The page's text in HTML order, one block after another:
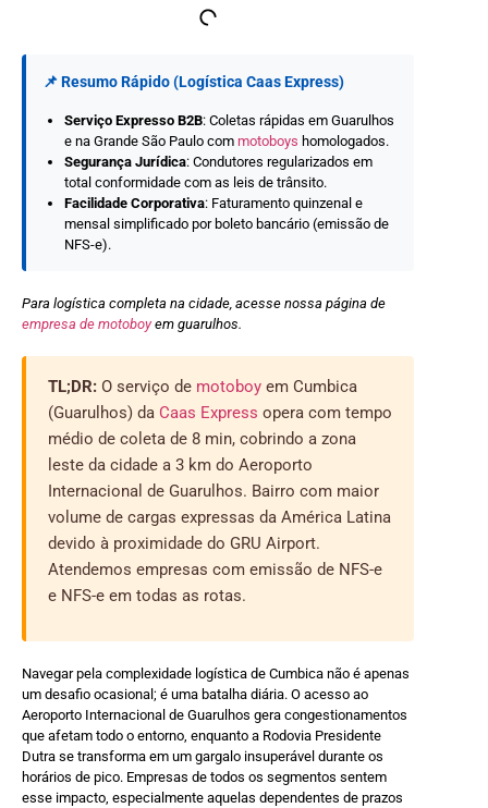
📌 Resumo Rápido (Logística Caas Express)
Serviço Expresso B2B: Coletas rápidas em Guarulhos
e na Grande São Paulo com motoboys homologados.
Segurança Jurídica: Condutores regularizados em
total conformidade com as leis de trânsito.
Facilidade Corporativa: Faturamento quinzenal e
mensal simplificado por boleto bancário (emissão de
NFS-e).
Para logística completa na cidade, acesse nossa página de
empresa de motoboyem guarulhos.
TL;DR: O serviço de motoboy em Cumbica
(Guarulhos) da Caas Express opera com tempo
médio de coleta de 8 min, cobrindo a zona
leste da cidade a 3 km do Aeroporto
Internacional de Guarulhos. Bairro com maior
volume de cargas expressas da América Latina
devido à proximidade do GRU Airport.
Atendemos empresas com emissão de NFS-e
e NFS-e em todas as rotas.
Navegar pela complexidade logística de Cumbica não é apenas
um desafio ocasional; é uma batalha diária. O acesso ao
Aeroporto Internacional de Guarulhos gera congestionamentos
que afetam todo o entorno, enquanto a Rodovia Presidente
Dutra se transforma em um gargalo insuperável durante os
horários de pico. Empresas de todos os segmentos sentem
esse impacto, especialmente aquelas dependentes de prazos